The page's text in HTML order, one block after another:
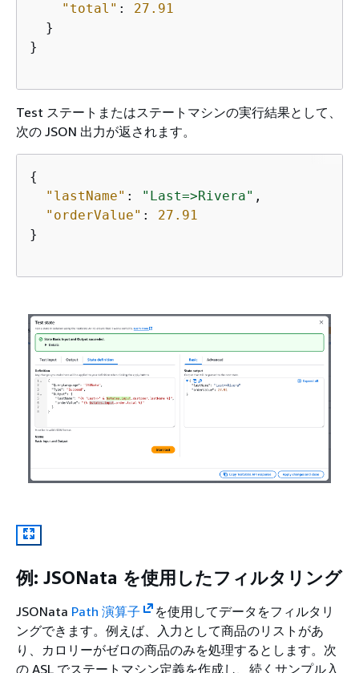
"total" : 27.91
  }
}
Test ステートまたはステートマシンの実行結果として、
次の JSON 出力が返されます。
{
"lastName" : "Last=>Rivera" ,
"orderValue" : 27.91
}
例: JSONata を使用したフィルタリング
JSONata Path 演算子
を使用してデータをフィルタリ
ングできます。例えば、入力として商品のリストがあ
り、カロリーがゼロの商品のみを処理するとします。次
の ASL でステートマシン定義を作成し、続くサンプル入